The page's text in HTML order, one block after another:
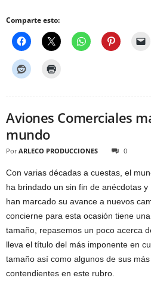
Comparte esto:
Aviones Comerciales
mundo
Por ARLECO PRODUCCIONES 0
Con varias décadas a cuestas, el
ha brindado un sin fin de anécdotas
han marcado su avance a nuevos
concierne para esta ocasión tiene
tamaño, repasemos un poco acerca
lleva el título del más imponente en
tamaño así como algunos de sus
contendientes en este rubro.